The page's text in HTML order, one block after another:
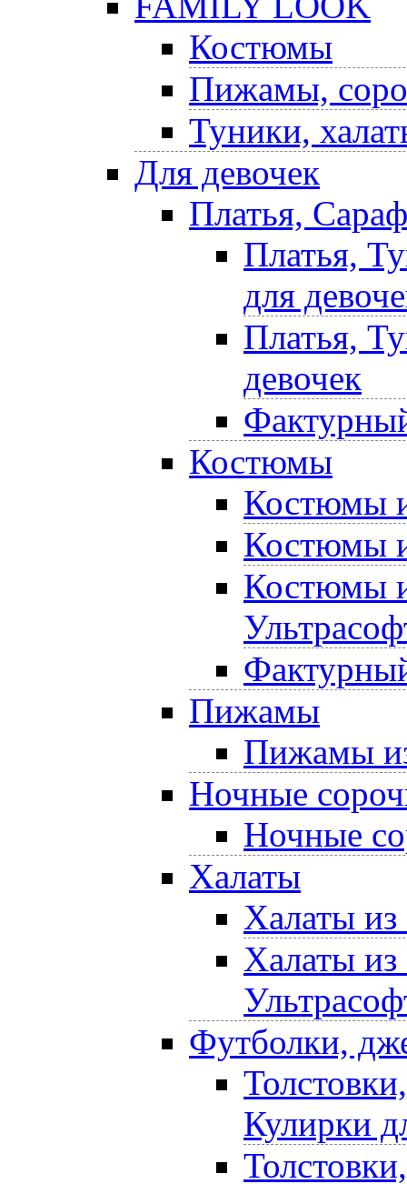
Костюмы
Пижамы,
Туники,
Для девочек
Платья,
Платья,
для
Платья,
девочек
Костюмы
Костюмы
Костюмы
Костюмы
Пижамы
Пижамы
Ночные
Ночные
Халаты
Халаты из
Халаты
Футболки,
Кулирки